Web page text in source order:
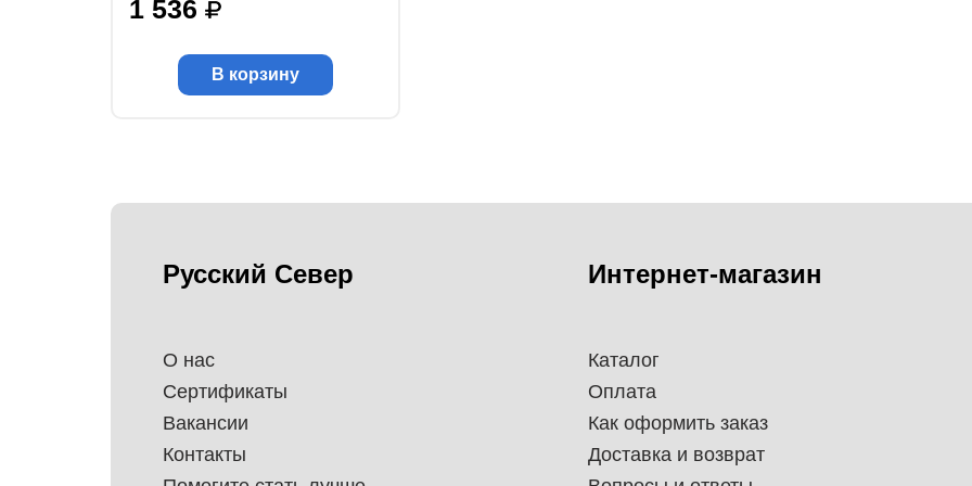
1 536
В корзину
Русский Север
О нас
Сертификаты
Вакансии
Контакты
Интернет-магазин
Каталог
Оплата
Как оформить заказ
Доставка и возврат